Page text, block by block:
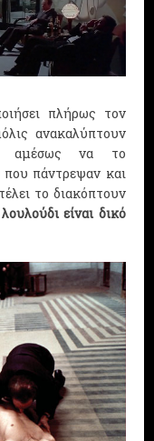
πλήρως τον
ανακαλύπτουν
αμέσως να το
πάντρεψαν και
το διακόπτουν
είναι δικό